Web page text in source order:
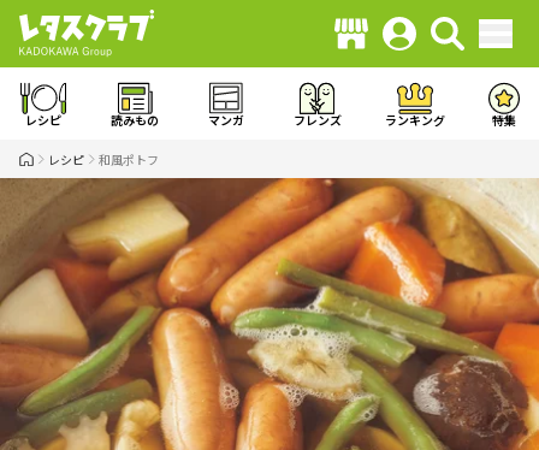
レシピ 読みもの マンガ フレンズ ランキング 特集
レシピ 和風ポトフ